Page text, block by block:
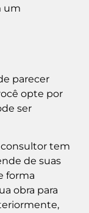
um
parecer
opte por
ser
consultor tem
de suas
forma
obra para